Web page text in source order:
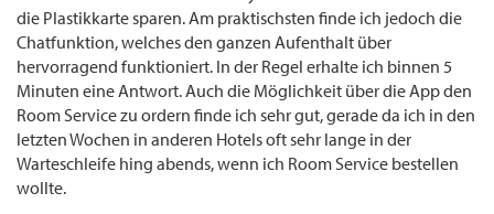
die Plastikkarte sparen. Am praktischsten finde ich jedoch die
Chatfunktion, welches den ganzen Aufenthalt über
hervorragend funktioniert. In der Regel erhalte ich binnen 5
Minuten eine Antwort. Auch die Möglichkeit über die App den
Room Service zu ordern finde ich sehr gut, gerade da ich in den
letzten Wochen in anderen Hotels oft sehr lange in der
Warteschleife hing abends, wenn ich Room Service bestellen
wollte.